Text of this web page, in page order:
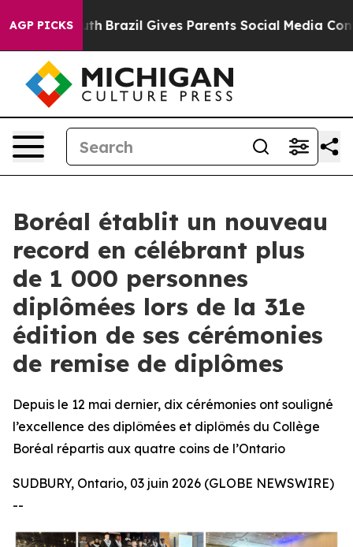
AGP PICKS
to Youth Brazil Gives Parents Social Media Controls
Boréal établit un nouveau
record en célébrant plus
de 1 000 personnes
diplômées lors de la 31e
édition de ses cérémonies
de remise de diplômes
Depuis le 12 mai dernier, dix cérémonies ont souligné
l’excellence des diplômées et diplômés du Collège
Boréal répartis aux quatre coins de l’Ontario
SUDBURY, Ontario, 03 juin 2026 (GLOBE NEWSWIRE)
--